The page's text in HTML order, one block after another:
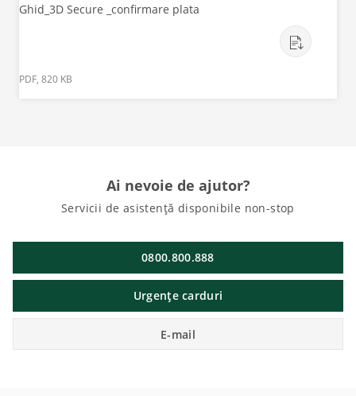
Ghid_3D Secure _confirmare plata
PDF, 820 KB
Ai nevoie de ajutor?
Servicii de asistență disponibile non-stop
0800.800.888
Urgențe carduri
E-mail